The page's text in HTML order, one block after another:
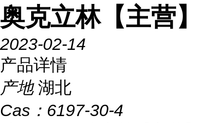
奥克立林【主营】
2023-02-14
产品详情
产地 湖北
Cas： 6197-30-4